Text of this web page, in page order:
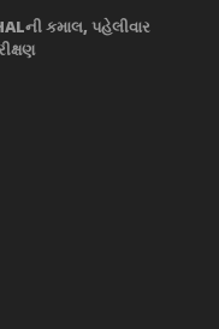
કમાલ, પહેલીવાર